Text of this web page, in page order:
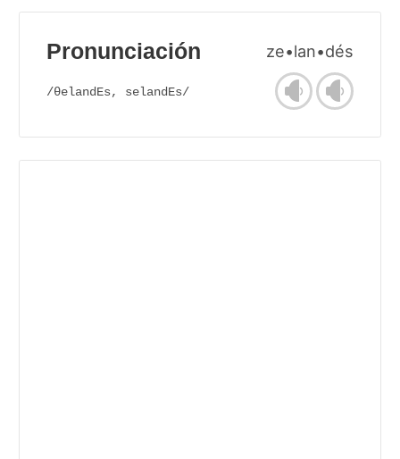
Pronunciación ze•lan•dés
/θelandEs, selandEs/